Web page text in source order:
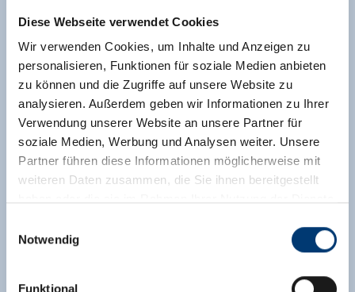
Diese Webseite verwendet Cookies
Wir verwenden Cookies, um Inhalte und Anzeigen zu
personalisieren, Funktionen für soziale Medien anbieten
zu können und die Zugriffe auf unsere Website zu
analysieren. Außerdem geben wir Informationen zu Ihrer
Verwendung unserer Website an unsere Partner für
soziale Medien, Werbung und Analysen weiter. Unsere
Partner führen diese Informationen möglicherweise mit
weiteren Daten zusammen, die Sie ihnen bereitgestellt
Notwendig
Funktional